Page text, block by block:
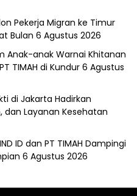
Pekerja Migran ke Timur
Bulan 6 Agustus 2026
Anak-anak Warnai Khitanan
TIMAH di Kundur 6 Agustus
di Jakarta Hadirkan
dan Layanan Kesehatan
ID dan PT TIMAH Dampingi
6 Agustus 2026